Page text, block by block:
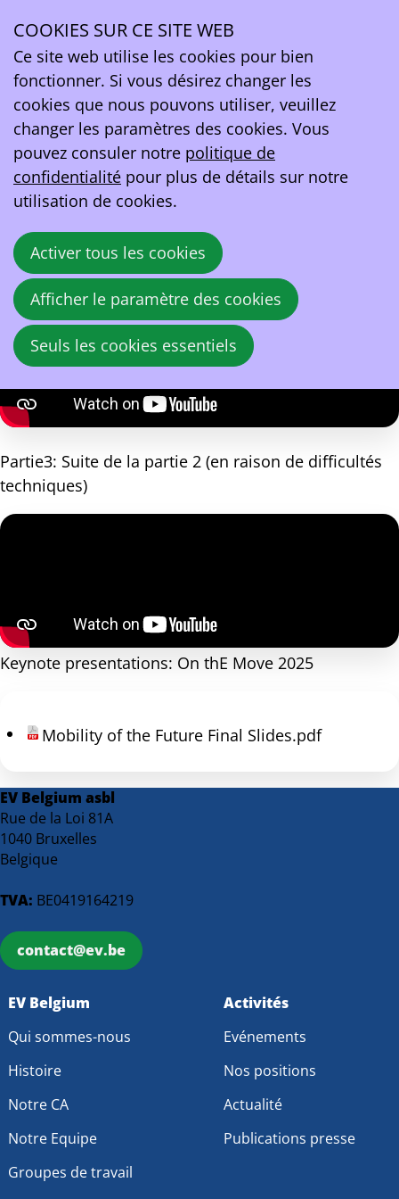
Recording of the event
Partie1: Reglementation AFIR
Partie2: Registe REDII
Partie3: Suite de la partie 2 (en raison de difficultés
techniques)
Keynote presentations: On thE Move 2025
Mobility of the Future Final Slides.pdf
EV Belgium asbl
Rue de la Loi 81A
1040 Bruxelles
Belgique
TVA: BE0419164219
contact@ev.be
EV Belgium
Qui sommes-nous
Histoire
Notre CA
Notre Equipe
Groupes de travail
Activités
Evénements
Nos positions
Actualité
Publications presse
COOKIES SUR CE SITE WEB
Ce site web utilise les cookies pour bien
fonctionner. Si vous désirez changer les
cookies que nous pouvons utiliser, veuillez
changer les paramètres des cookies. Vous
pouvez consuler notre politique de
confidentialité pour plus de détails sur notre
utilisation de cookies.
Activer tous les cookies
Afficher le paramètre des cookies
Seuls les cookies essentiels